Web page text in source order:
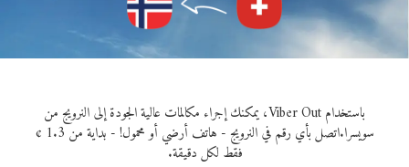
باستخدام Viber Out، يمكنك إجراء مكالمات عالية الجودة إلى النرويج من
سويسرا.
اتصل بأي رقم في النرويج - هاتف أرضي أو محمول! - بداية من 1.3 ¢
فقط لكل دقيقة.